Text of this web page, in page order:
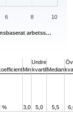
arbetss…
6 8 10
Min
Undre
kvartilMedian
% 3,0 5,0 5,5